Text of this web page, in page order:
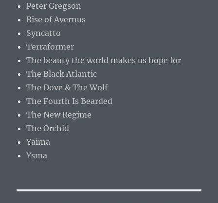
Peter Gregson
Rise of Avernus
Syncatto
Terraformer
The beauty the world makes us hope for
The Black Atlantic
The Dove & The Wolf
The Fourth Is Bearded
The New Regime
The Orchid
Yaima
Ysma